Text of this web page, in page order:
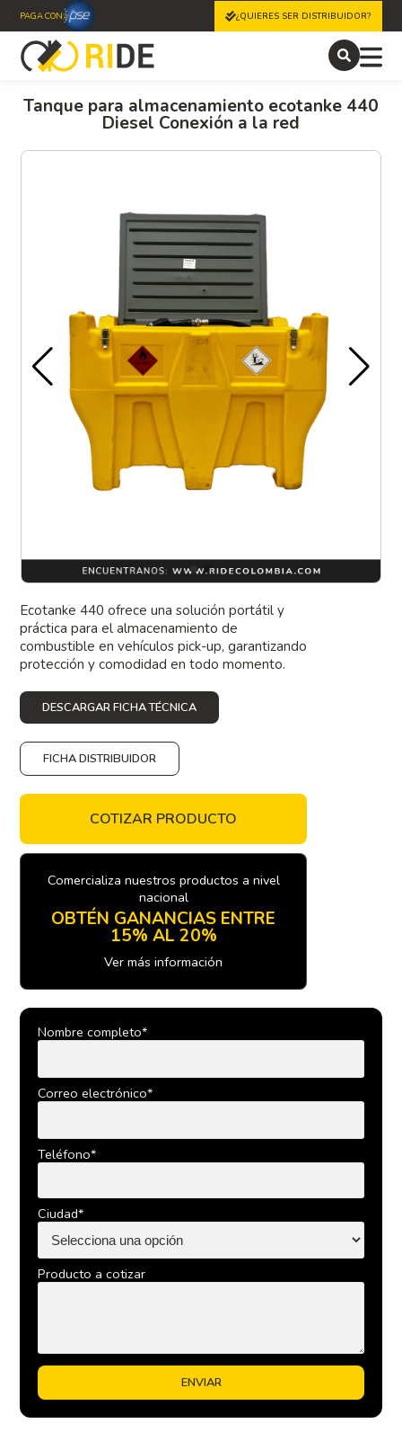
PAGA CON ¿QUIERES SER DISTRIBUIDOR?
Tanque para almacenamiento ecotanke 440
Diesel Conexión a la red
Ecotanke 440 ofrece una solución portátil y
práctica para el almacenamiento de
combustible en vehículos pick-up, garantizando
protección y comodidad en todo momento.
DESCARGAR FICHA TÉCNICA
FICHA DISTRIBUIDOR
COTIZAR PRODUCTO
Comercializa nuestros productos a nivel
nacional
OBTÉN GANANCIAS ENTRE
15% AL 20%
Ver más información
Nombre completo*
Correo electrónico*
Teléfono*
Ciudad*
Producto a cotizar